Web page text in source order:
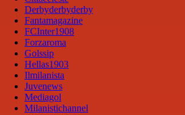
Derbyderbyderby
Fantamagazine
FCInter1908
Forzaroma
Golssip
Hellas1903
Ilmilanista
Juvenews
Mediagol
Milanistichannel